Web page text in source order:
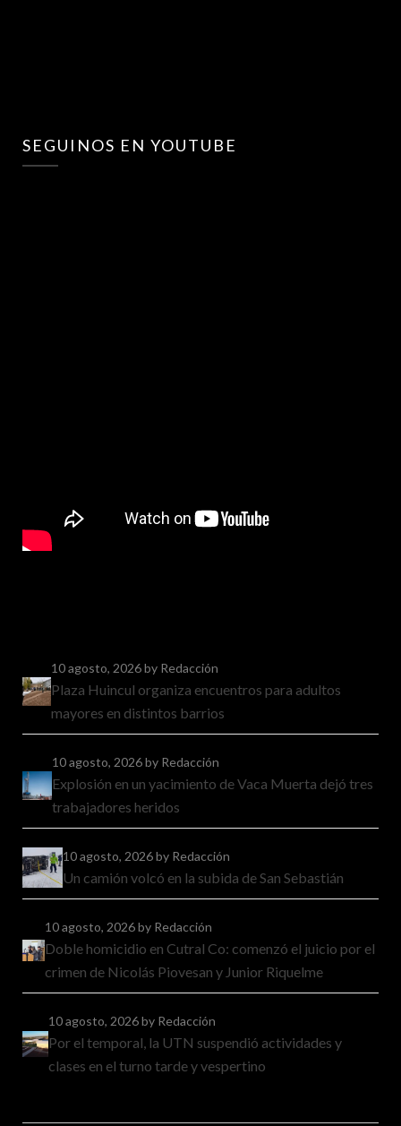
SEGUINOS EN YOUTUBE
10 agosto, 2026by Redacción
Plaza Huincul organiza encuentros para adultos
mayores en distintos barrios
10 agosto, 2026by Redacción
Explosión en un yacimiento de Vaca Muerta dejó tres
trabajadores heridos
10 agosto, 2026by Redacción
Un camión volcó en la subida de San Sebastián
10 agosto, 2026by Redacción
Doble homicidio en Cutral Co: comenzó el juicio por el
crimen de Nicolás Piovesan y Junior Riquelme
10 agosto, 2026by Redacción
Por el temporal, la UTN suspendió actividades y
clases en el turno tarde y vespertino